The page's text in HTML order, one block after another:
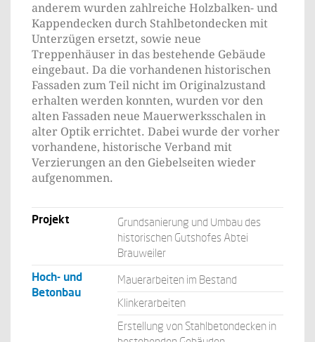
anderem wurden zahlreiche Holzbalken- und
Kappendecken durch Stahlbetondecken mit
Unterzügen ersetzt, sowie neue
Treppenhäuser in das bestehende Gebäude
eingebaut. Da die vorhandenen historischen
Fassaden zum Teil nicht im Originalzustand
erhalten werden konnten, wurden vor den
alten Fassaden neue Mauerwerksschalen in
alter Optik errichtet. Dabei wurde der vorher
vorhandene, historische Verband mit
Verzierungen an den Giebelseiten wieder
aufgenommen.
Projekt
Grundsanierung und Umbau des
historischen Gutshofes Abtei
Brauweiler
Hoch- und
Betonbau
Mauerarbeiten im Bestand
Klinkerarbeiten
Erstellung von Stahlbetondecken in